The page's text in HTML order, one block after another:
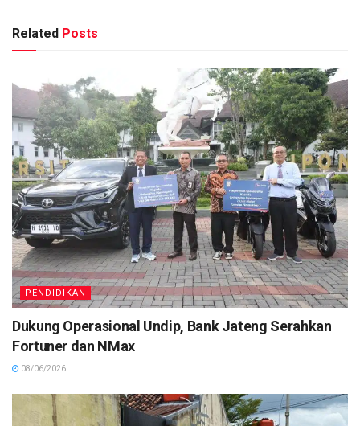
Related Posts
PENDIDIKAN
Dukung Operasional Undip, Bank Jateng Serahkan
Fortuner dan NMax
08/06/2026